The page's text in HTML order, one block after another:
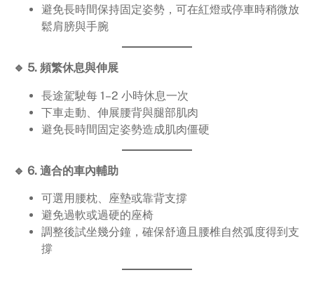
避免長時間保持固定姿勢，可在紅燈或停車時稍微放
鬆肩膀與手腕
🔹 5. 頻繁休息與伸展
長途駕駛每 1–2 小時休息一次
下車走動、伸展腰背與腿部肌肉
避免長時間固定姿勢造成肌肉僵硬
🔹 6. 適合的車內輔助
可選用腰枕、座墊或靠背支撐
避免過軟或過硬的座椅
調整後試坐幾分鐘，確保舒適且腰椎自然弧度得到支
撐